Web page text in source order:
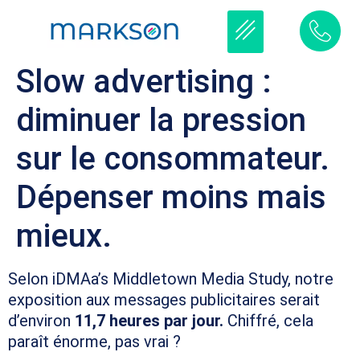
Slow advertising :
diminuer la pression
sur le consommateur.
Dépenser moins mais
mieux.
Selon iDMAa’s Middletown Media Study, notre
exposition aux messages publicitaires serait
d’environ 11,7 heures par jour. Chiffré, cela
paraît énorme, pas vrai ?